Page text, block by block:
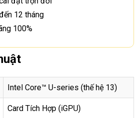
12 tháng
100%
Intel Core™ U-series (thế hệ 13)
Card Tích Hợp (iGPU)